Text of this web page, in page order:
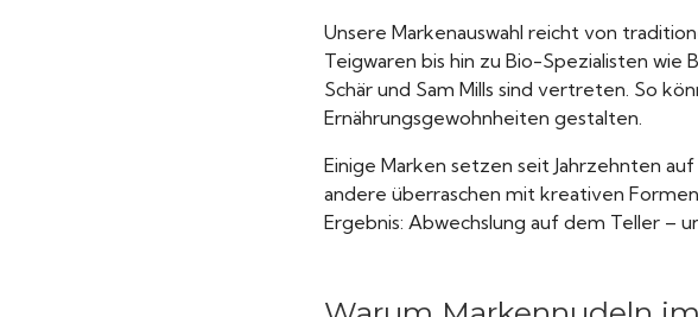
Unsere Markenauswahl reicht von
Teigwaren bis hin zu Bio-Spezialisten
Schär und Sam Mills sind vertreten. So
Ernährungsgewohnheiten gestalten.
Einige Marken setzen seit Jahrzehnten
andere überraschen mit kreativen
Ergebnis: Abwechslung auf dem Teller –